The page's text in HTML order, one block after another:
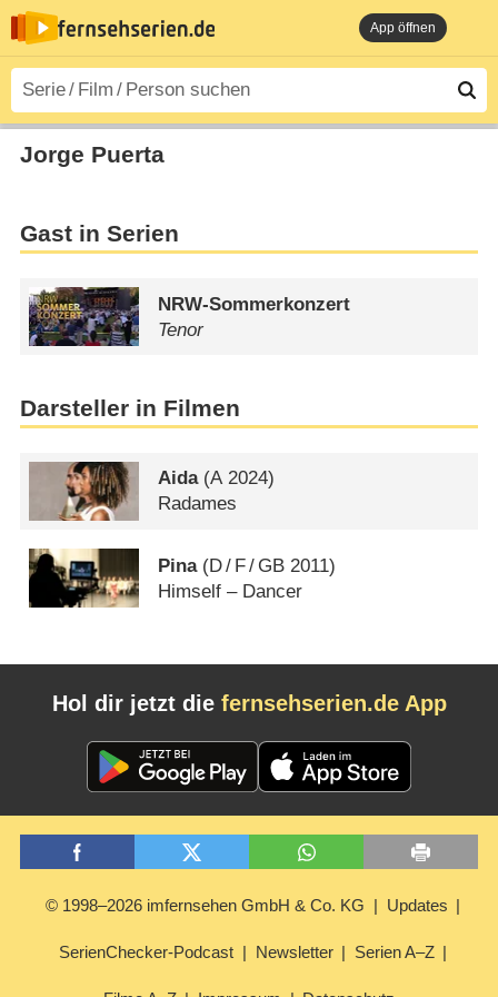
App öffnen
Jorge Puerta
Gast in Serien
NRW-Sommerkonzert
Tenor
Darsteller in Filmen
Aida(A2024)
Radames
Pina(D/ F/ GB 2011)
Himself – Dancer
Hol dir jetzt die fernsehserien.de App
© 1998–2026 imfernsehen GmbH & Co. KG Updates
SerienChecker-Podcast Newsletter Serien A–Z